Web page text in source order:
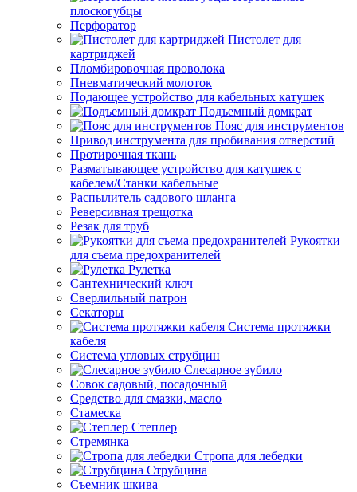
плоскогубцы
Перфоратор
Пистолет для
картриджей
Пломбировочная проволока
Пневматический молоток
Подающее устройство для кабельных катушек
Подъемный домкрат
Пояс для инструментов
Привод инструмента для пробивания отверстий
Протирочная ткань
Разматывающее устройство для катушек с
кабелем/Станки кабельные
Распылитель садового шланга
Реверсивная трещотка
Резак для труб
Рукоятки
для съема предохранителей
Рулетка
Сантехнический ключ
Сверлильный патрон
Секаторы
Система протяжки
кабеля
Система угловых струбцин
Слесарное зубило
Совок садовый, посадочный
Средство для смазки, масло
Стамеска
Степлер
Стремянка
Стропа для лебедки
Струбцина
Съемник шкива